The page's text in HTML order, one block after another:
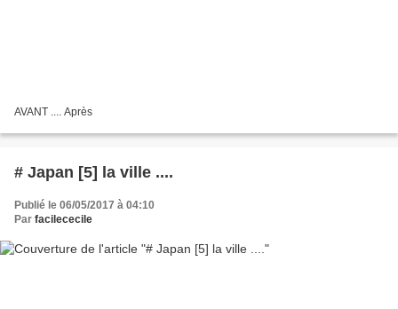
AVANT .... Après
# Japan [5] la ville ....
Publié le 06/05/2017 à 04:10
Par facilececile